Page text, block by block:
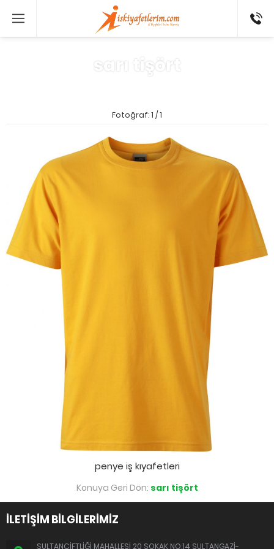
802 52
sarı tişört
Fotoğraf: 1 / 1
penye iş kıyafetleri
Konuya Geri Dön: sarı tişört
İLETİŞİM BİLGİLERİMİZ
SULTANÇİFTLİĞİ MAHALLESİ 20 SOKAK NO:14 SULTANGAZİ-